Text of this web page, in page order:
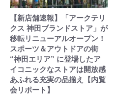
【新店舗速報】「アークテリ
クス 神田ブランドストア」が
移転リニューアルオープン！
スポーツ＆アウトドアの街
“神田エリア” に登場したア
イコニックなストアは開放感
あふれる充実の品揃え【内覧
会リポート】